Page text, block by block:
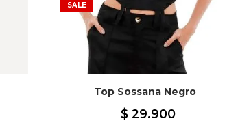
SALE
Top Sossana Negro
$ 29.900